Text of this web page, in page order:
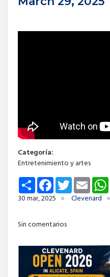
Categoría:
Entretenimiento y artes
Share FacebookTwitterEmail
30 mar, 2025
Clevenard
Sin comentarios